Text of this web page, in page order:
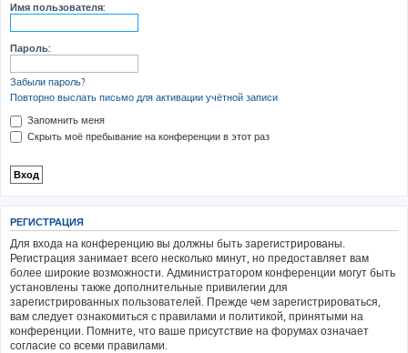
Имя пользователя:
Пароль:
Забыли пароль?
Повторно выслать письмо для активации учётной записи
Запомнить меня
Скрыть моё пребывание на конференции в этот раз
РЕГИСТРАЦИЯ
Для входа на конференцию вы должны быть зарегистрированы.
Регистрация занимает всего несколько минут, но предоставляет вам
более широкие возможности. Администратором конференции могут быть
установлены также дополнительные привилегии для
зарегистрированных пользователей. Прежде чем зарегистрироваться,
вам следует ознакомиться с правилами и политикой, принятыми на
конференции. Помните, что ваше присутствие на форумах означает
согласие со всеми правилами.